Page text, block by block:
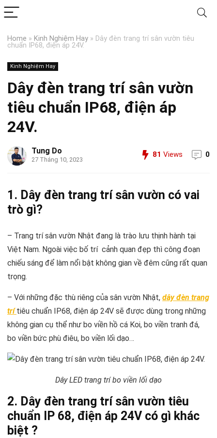
Home » Kinh Nghiệm Hay » Dây đèn trang trí sân vườn tiêu
chuẩn IP68, điện áp 24V.
Kinh Nghiệm Hay
Dây đèn trang trí sân vườn
tiêu chuẩn IP68, điện áp
24V.
Tung Do
27 Tháng 10, 2023
81 Views 0
1. Dây đèn trang trí sân vườn có vai
trò gì?
– Trang trí sân vườn Nhật đang là trào lưu thịnh hành tại
Việt Nam. Ngoài việc bố trí cảnh quan đẹp thì công đoạn
chiếu sáng để làm nổi bật không gian về đêm cũng rất quan
trọng.
– Với những đặc thù riêng của sân vườn Nhật, dây đèn trang
trítiêu chuẩn IP68, điện áp 24V sẽ được dùng trong những
không gian cụ thể như bo viền hồ cá Koi, bo viền tranh đá,
bo viền bức phù điêu, bo viền lối dạo…
Dây LED trang trí bo viền lối dạo
2. Dây đèn trang trí sân vườn tiêu
chuẩn IP 68, điện áp 24V có gì khác
biệt ?